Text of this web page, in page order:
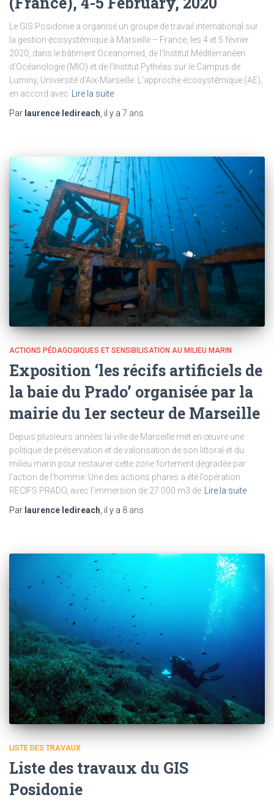
Le GIS Posidonie a organisé un groupe de travail international sur
la gestion écosystémique à Marseille – France, les 4 et 5 février
2020, dans le bâtiment Oceanomed, de l’Institut Méditerranéen
d’Océanologie (MIO) et de l’Institut Pythéas sur le Campus de
Luminy, Université d’Aix-Marseille. L’approche écosystémique (AE),
en accord avec
Lire la suite
Par laurence ledireach , il y a 7 ans
ACTIONS PÉDAGOGIQUES ET SENSIBILISATION AU MILIEU MARIN
Exposition ‘les récifs artificiels de
la baie du Prado’ organisée par la
mairie du 1er secteur de Marseille
Depuis plusieurs années la ville de Marseille met en œuvre une
politique de préservation et de valorisation de son littoral et du
milieu marin pour restaurer cette zone fortement dégradée par
l’action de l’homme. Une des actions phares a été l’opération
RECIFS PRADO, avec l’immersion de 27 000 m3 de
Lire la suite
Par laurence ledireach , il y a 8 ans
LISTE DES TRAVAUX
Liste des travaux du GIS
Posidonie